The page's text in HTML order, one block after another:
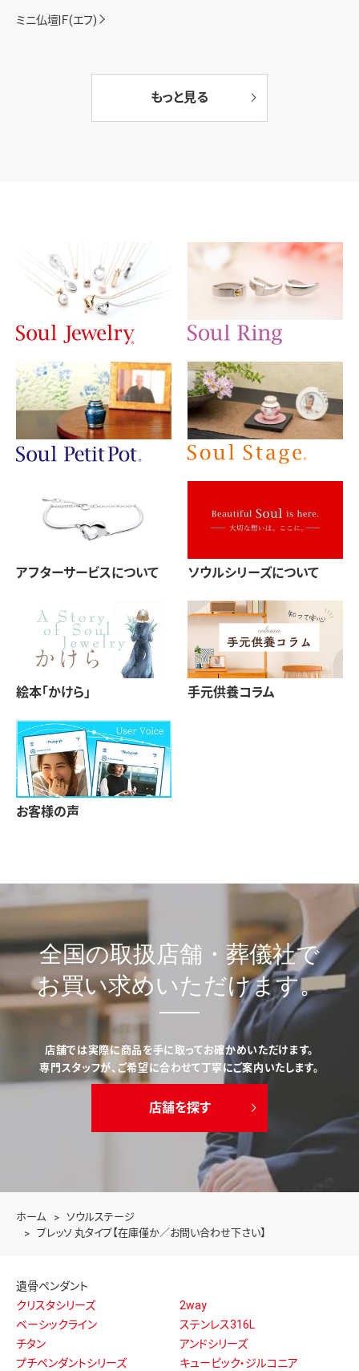
ホーム
ソウルステージ
プレッソ 丸タイプ【在庫僅か／お問い合わせ下さい】
ミニ仏壇|Ｆ(エフ)
もっと見る
アフターサービスについて ソウルシリーズについて
絵本「かけら」 手元供養コラム
お客様の声
全国の取扱店舗・葬儀社で
お買い求めいただけます。
店舗では実際に商品を手に取ってお確かめいただけます。
専門スタッフが、ご希望に合わせて丁寧にご案内いたします。
店舗を探す
遺骨ペンダント
クリスタシリーズ
2way
ベーシックライン
ステンレス316L
チタン
アンドシリーズ
プチペンダントシリーズ
キュービック・ジルコニア